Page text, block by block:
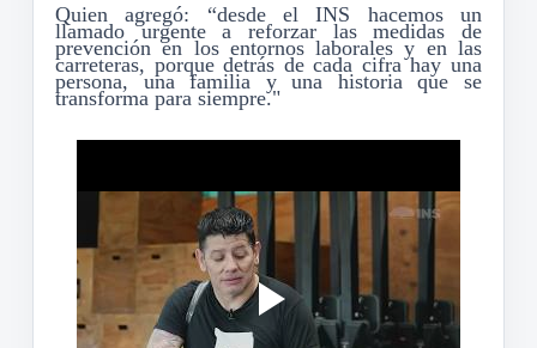
Quienagregó: “desde el INS hacemos un
llamado urgente a reforzar las medidas de
prevención en los entornos laborales y en las
carreteras, porque detrás de cada cifra hay una
persona, una familia y una historia que se
transforma para siempre."